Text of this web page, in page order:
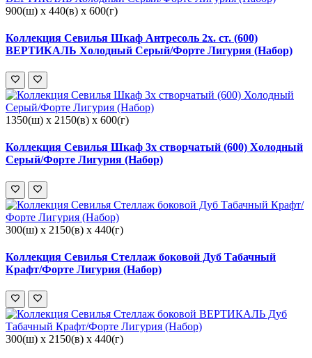
900(ш) x 440(в) x 600(г)
Коллекция Севилья Шкаф Антресоль 2х. ст. (600)
ВЕРТИКАЛЬ Холодный Серый/Форте Лигурия (Набор)
1350(ш) x 2150(в) x 600(г)
Коллекция Севилья Шкаф 3х створчатый (600) Холодный
Серый/Форте Лигурия (Набор)
300(ш) x 2150(в) x 440(г)
Коллекция Севилья Стеллаж боковой Дуб Табачный
Крафт/Форте Лигурия (Набор)
300(ш) x 2150(в) x 440(г)